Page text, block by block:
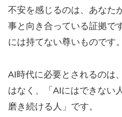
不安を感じるのは、あなた
事と向き合っている証拠で
には持てない尊いものです。
AI時代に必要とされるのは
はなく、「AIにはできない
磨き続ける人」です。